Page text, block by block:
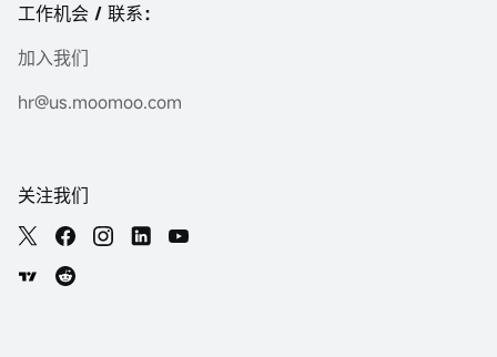
工作机会 / 联系：
加入我们
hr@us.moomoo.com
关注我们